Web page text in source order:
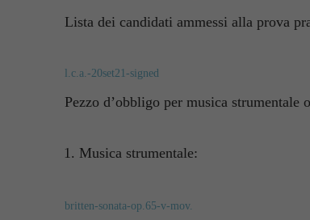
Lista dei candidati ammessi alla prova
l.c.a.-20set21-signed
Pezzo d’obbligo per musica strumentale
Musica strumentale:
britten-sonata-op.65-v-mov.